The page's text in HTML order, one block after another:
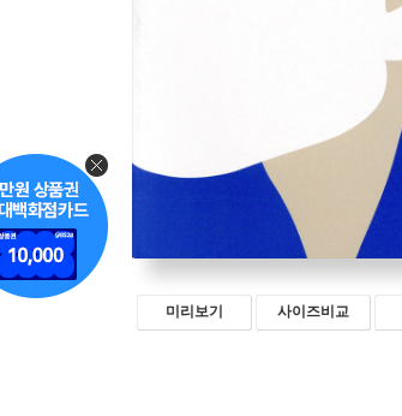
미리보기 사이즈비교